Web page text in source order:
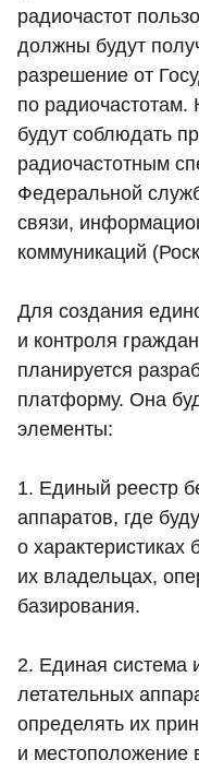
радиочастот
должны будут
разрешение от
по
будут соблюдать
радиочастотным
Федеральной
связи,
коммуникаций
Для создания
и контроля
планируется
платформу. Она
элементы:
1. Единый реестр
аппаратов, где
о характеристиках
их владельцах,
базирования.
2. Единая система
летательных
определять их
и местоположение